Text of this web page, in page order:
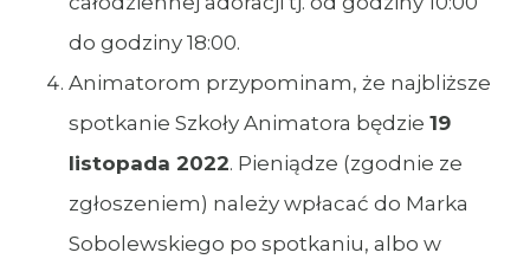
do godziny 18:00.
Animatorom przypominam, że najbliższe
spotkanie Szkoły Animatora będzie 19
listopada 2022. Pieniądze (zgodnie ze
zgłoszeniem) należy wpłacać do Marka
Sobolewskiego po spotkaniu, albo w